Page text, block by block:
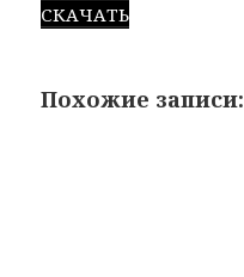
СКАЧАТЬ
Похожие записи: